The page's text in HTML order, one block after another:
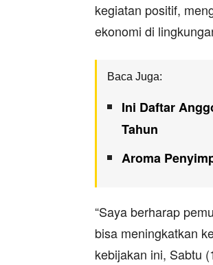
kegiatan positif,
ekonomi di
Baca Juga:
Ini Daftar
Tahun
Aroma
“Saya berharap
bisa meningkatkan
kebijakan ini, Sabtu